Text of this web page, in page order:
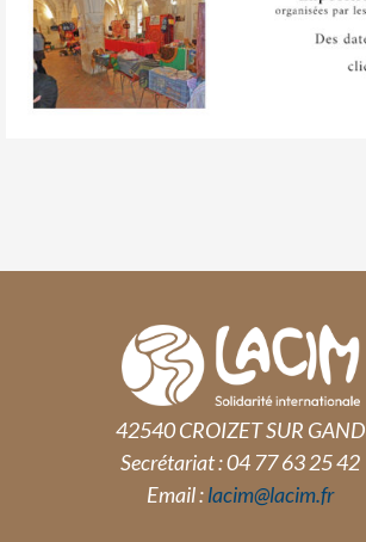
42540 CROIZET SUR GAND
Secrétariat : 04 77 63 25 42
Email :lacim@lacim.fr